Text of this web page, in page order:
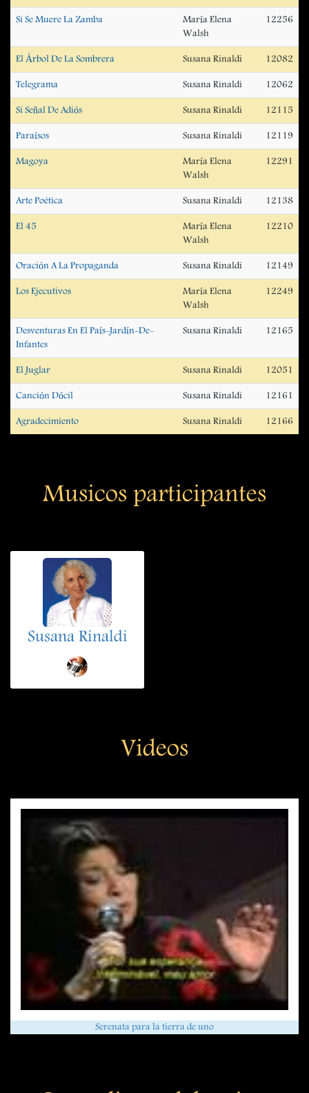
Si Se Muere La Zamba
María Elena
Walsh
12256
El Árbol De La Sombrera Susana Rinaldi 12082
Telegrama Susana Rinaldi 12062
Si Señal De Adiós Susana Rinaldi 12115
Paraísos Susana Rinaldi 12119
Magoya
María Elena
Walsh
12291
Arte Poética Susana Rinaldi 12138
El 45
María Elena
Walsh
12210
Oración A La Propaganda Susana Rinaldi 12149
Los Ejecutivos
María Elena
Walsh
12249
Desventuras En El País-Jardín-De-
Infantes
Susana Rinaldi 12165
El Juglar Susana Rinaldi 12051
Canción Dócil Susana Rinaldi 12161
Agradecimiento Susana Rinaldi 12166
Musicos participantes
Susana Rinaldi
Videos
Serenata para la tierra de uno